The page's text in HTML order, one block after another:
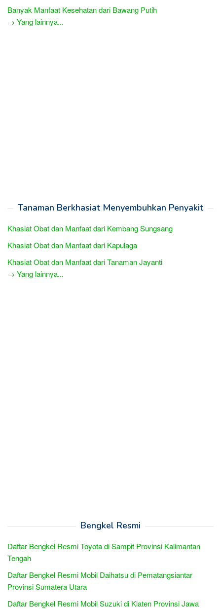
Banyak Manfaat Kesehatan dari Bawang Putih
→ Yang lainnya...
Tanaman Berkhasiat Menyembuhkan Penyakit
Khasiat Obat dan Manfaat dari Kembang Sungsang
Khasiat Obat dan Manfaat dari Kapulaga
Khasiat Obat dan Manfaat dari Tanaman Jayanti
→ Yang lainnya...
Bengkel Resmi
Daftar Bengkel Resmi Toyota di Sampit Provinsi Kalimantan
Tengah
Daftar Bengkel Resmi Mobil Daihatsu di Pematangsiantar
Provinsi Sumatera Utara
Daftar Bengkel Resmi Mobil Suzuki di Klaten Provinsi Jawa